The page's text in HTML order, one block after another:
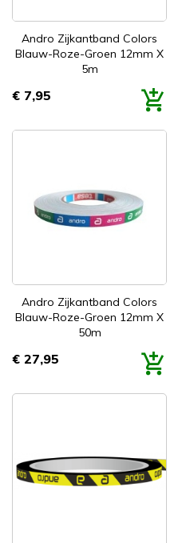
Andro Zijkantband Colors
Blauw-Roze-Groen 12mm X
5m
Prijs
€ 7,95
Andro Zijkantband Colors
Blauw-Roze-Groen 12mm X
50m
Prijs
€ 27,95